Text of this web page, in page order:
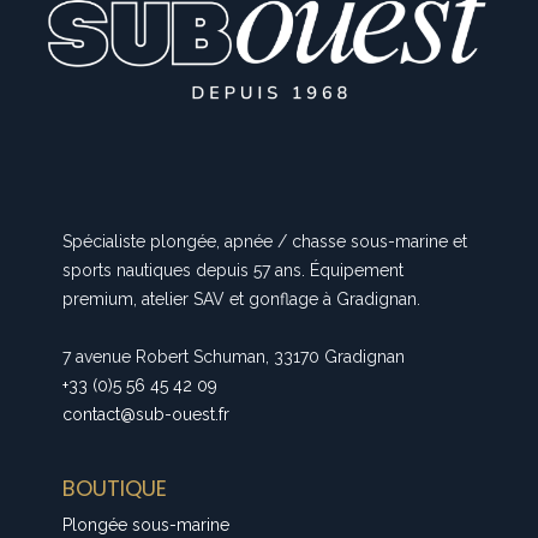
Spécialiste plongée, apnée / chasse sous-marine et
sports nautiques depuis 57 ans. Équipement
premium, atelier SAV et gonflage à Gradignan.
7 avenue Robert Schuman, 33170 Gradignan
+33 (0)5 56 45 42 09
contact@sub-ouest.fr
BOUTIQUE
Plongée sous-marine